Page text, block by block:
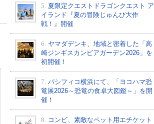
5. 夏限定クエストドラゴンクエスト ア
イランド『夏の冒険じゅんび大作
戦！』開催
6. ヤマダデンキ、地域と密着した「高
崎ジンギスカンビアガーデン2026」を
初開催！
7. パシフィコ横浜にて、「ヨコハマ恐
竜展2026～恐竜の食卓大図鑑～」を開
催！
8.
コンビ、素敵なペット用エチケット